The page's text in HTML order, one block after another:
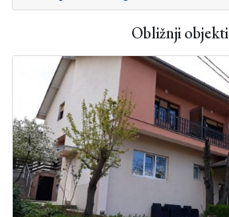
Obližnji objekti